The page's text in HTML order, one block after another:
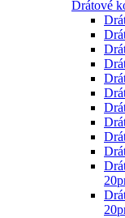
Drátové